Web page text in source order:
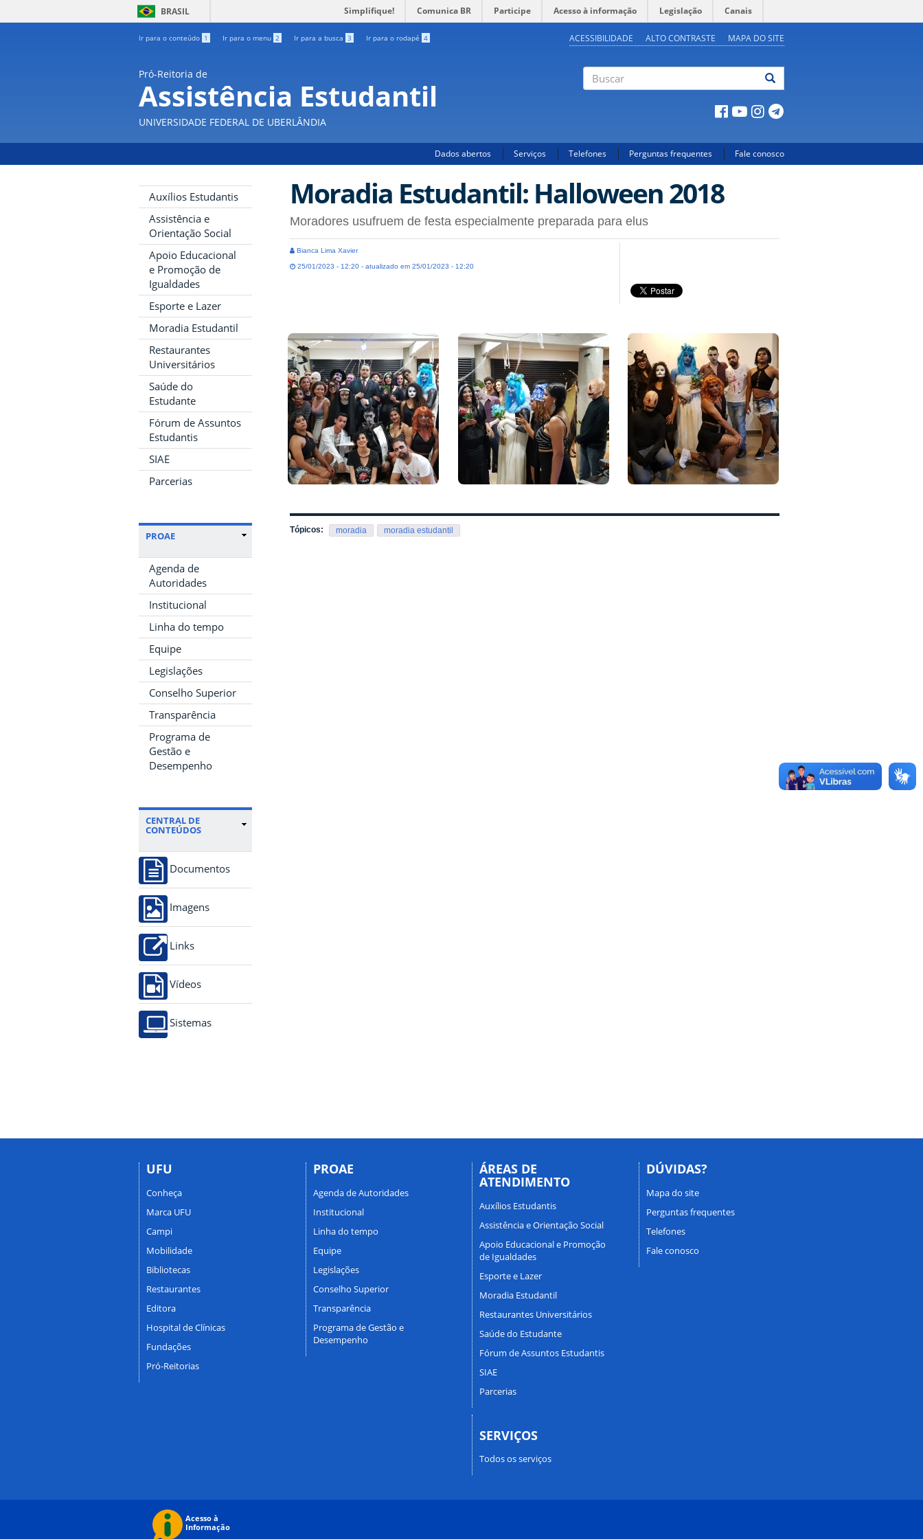
BRASIL Simplifique! Comunica BR Participe Acesso à informação Legislação Canais
Ir para o conteúdo 1 Ir para o menu 2 Ir para a busca 3 Ir para o rodapé 4 ACESSIBILIDADE ALTO CONTRASTE MAPA DO SITE
Pró-Reitoria de
Assistência Estudantil
UNIVERSIDADE FEDERAL DE UBERLÂNDIA
Dados abertos Serviços Telefones Perguntas frequentes Fale conosco
Auxílios Estudantis
Assistência e
Orientação Social
Apoio Educacional
e Promoção de
Igualdades
Esporte e Lazer
Moradia Estudantil
Restaurantes
Universitários
Saúde do
Estudante
Fórum de Assuntos
Estudantis
SIAE
Parcerias
PROAE
Agenda de
Autoridades
Institucional
Linha do tempo
Equipe
Legislações
Conselho Superior
Transparência
Programa de
Gestão e
Desempenho
CENTRAL DE
CONTEÚDOS
Documentos
Imagens
Links
Vídeos
Sistemas
Moradia Estudantil: Halloween 2018
Moradores usufruem de festa especialmente preparada para elus
Bianca Lima Xavier
25/01/2023 - 12:20 - atualizado em 25/01/2023 - 12:20
Tópicos: moradia moradia estudantil
UFU
Conheça
Marca UFU
Campi
Mobilidade
Bibliotecas
Restaurantes
Editora
Hospital de Clínicas
Fundações
Pró-Reitorias
PROAE
Agenda de Autoridades
Institucional
Linha do tempo
Equipe
Legislações
Conselho Superior
Transparência
Programa de Gestão e
Desempenho
ÁREAS DE
ATENDIMENTO
Auxílios Estudantis
Assistência e Orientação Social
Apoio Educacional e Promoção
de Igualdades
Esporte e Lazer
Moradia Estudantil
Restaurantes Universitários
Saúde do Estudante
Fórum de Assuntos Estudantis
SIAE
Parcerias
SERVIÇOS
Todos os serviços
DÚVIDAS?
Mapa do site
Perguntas frequentes
Telefones
Fale conosco